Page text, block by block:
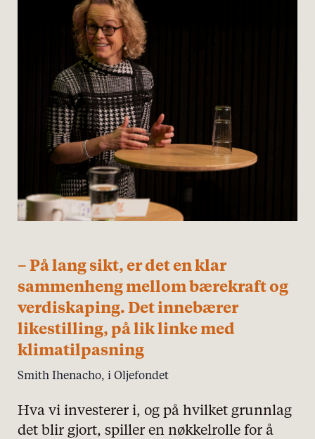
– På lang sikt, er det en klar
sammenheng mellom bærekraft og
verdiskaping. Det innebærer
likestilling, på lik linke med
klimatilpasning
Smith Ihenacho, i Oljefondet
Hva vi investerer i, og på hvilket grunnlag
det blir gjort, spiller en nøkkelrolle for å